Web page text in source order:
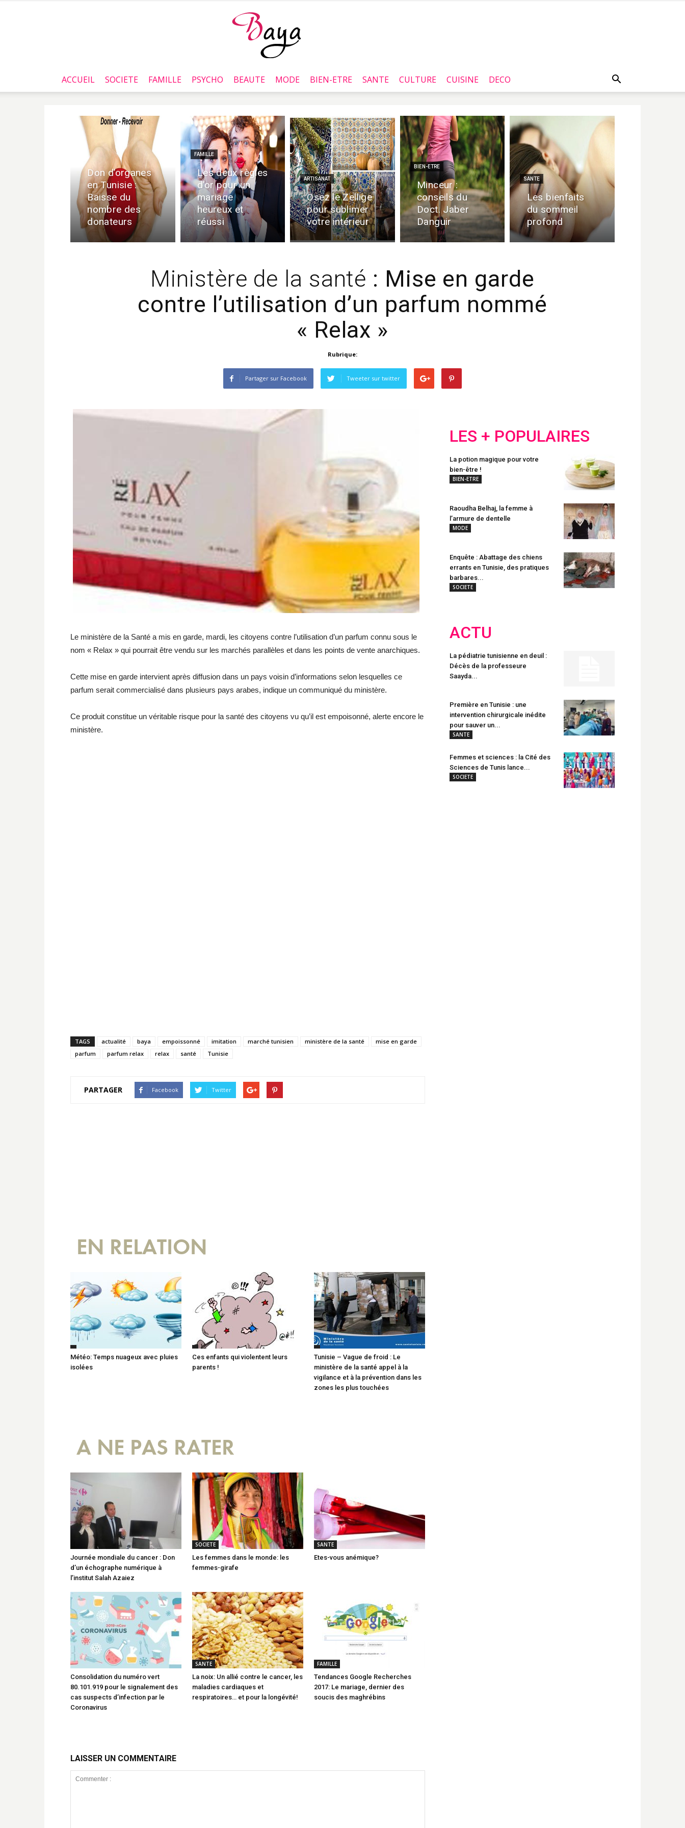
Baya.tn
ACCUEIL SOCIETE FAMILLE PSYCHO BEAUTE MODE BIEN-ETRE SANTE CULTURE CUISINE DECO
Don d’organes
en Tunisie :
Baisse du
nombre des
donateurs
FAMILLE
Les deux règles
d’or pour un
mariage
heureux et
réussi
ARTISANAT
Osez le Zellige
pour sublimer
votre intérieur
BIEN-ETRE
Minceur :
conseils du
Doct. Jaber
Danguir
SANTE
Les bienfaits
du sommeil
profond
Ministère de la santé : Mise en garde
contre l’utilisation d’un parfum nommé
« Relax »
Rubrique:
Partager sur Facebook Tweeter sur twitter
Le ministère de la Santé a mis en garde, mardi, les citoyens contre l’utilisation d’un parfum connu sous le
nom « Relax » qui pourrait être vendu sur les marchés parallèles et dans les points de vente anarchiques.
Cette mise en garde intervient après diffusion dans un pays voisin d’informations selon lesquelles ce
parfum serait commercialisé dans plusieurs pays arabes, indique un communiqué du ministère.
Ce produit constitue un véritable risque pour la santé des citoyens vu qu’il est empoisonné, alerte encore le
ministère.
TAGS actualité baya empoissonné imitation marché tunisien ministère de la santé
mise en garde
parfum
parfum relax relax santé Tunisie
PARTAGER Facebook Twitter
EN RELATION
Météo: Temps nuageux avec pluies
isolées
Ces enfants qui violentent leurs
parents !
Tunisie – Vague de froid : Le
ministère de la santé appel à la
vigilance et à la prévention dans les
zones les plus touchées
A NE PAS RATER
Journée mondiale du cancer : Don
d’un échographe numérique à
l’institut Salah Azaiez
SOCIETE
Les femmes dans le monde: les
femmes-girafe
SANTE
Etes-vous anémique?
Consolidation du numéro vert
80.101.919 pour le signalement des
cas suspects d’infection par le
Coronavirus
SANTE
La noix: Un allié contre le cancer, les
maladies cardiaques et
respiratoires… et pour la longévité!
FAMILLE
Tendances Google Recherches
2017: Le mariage, dernier des
soucis des maghrébins
LAISSER UN COMMENTAIRE
LES + POPULAIRES
La potion magique pour votre
bien-être !
BIEN-ETRE
Raoudha Belhaj, la femme à
l’armure de dentelle
MODE
Enquête : Abattage des chiens
errants en Tunisie, des pratiques
barbares...
SOCIETE
ACTU
La pédiatrie tunisienne en deuil :
Décès de la professeure
Saayda...
Première en Tunisie : une
intervention chirurgicale inédite
pour sauver un...
SANTE
Femmes et sciences : la Cité des
Sciences de Tunis lance...
SOCIETE